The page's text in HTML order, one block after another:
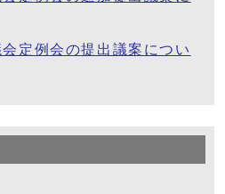
定例会の提出議案につい